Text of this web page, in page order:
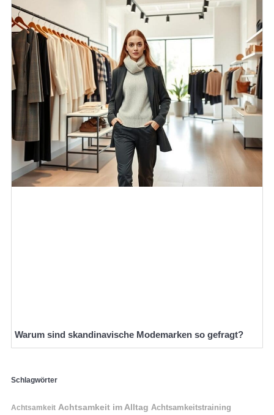
Warum sind skandinavische Modemarken so gefragt?
Schlagwörter
Achtsamkeit Achtsamkeit im Alltag Achtsamkeitstraining